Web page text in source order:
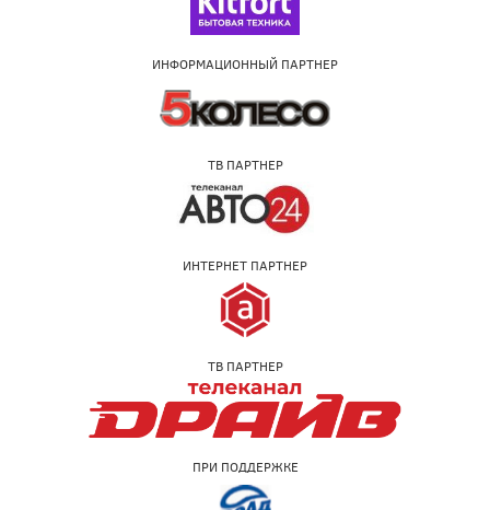
ИНФОРМАЦИОННЫЙ ПАРТНЕР
ТВ ПАРТНЕР
ИНТЕРНЕТ ПАРТНЕР
ТВ ПАРТНЕР
ПРИ ПОДДЕРЖКЕ